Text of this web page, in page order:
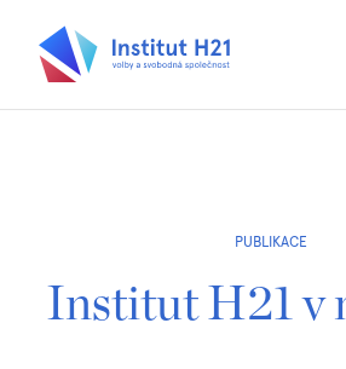
PUBLIKACE
Institut H21 v